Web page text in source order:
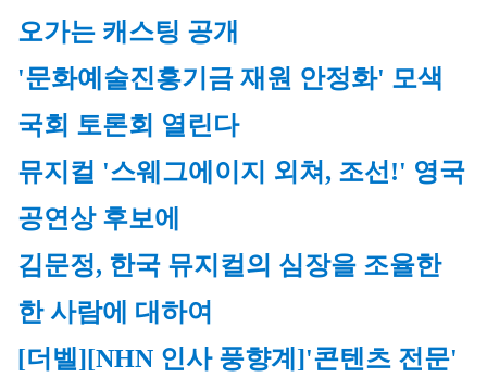
오가는 캐스팅 공개
'문화예술진흥기금 재원 안정화' 모색
국회 토론회 열린다
뮤지컬 '스웨그에이지 외쳐, 조선!' 영국
공연상 후보에
김문정, 한국 뮤지컬의 심장을 조율한
한 사람에 대하여
[더벨][NHN 인사 풍향계]'콘텐츠 전문'